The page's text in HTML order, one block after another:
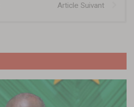
Article Suivant